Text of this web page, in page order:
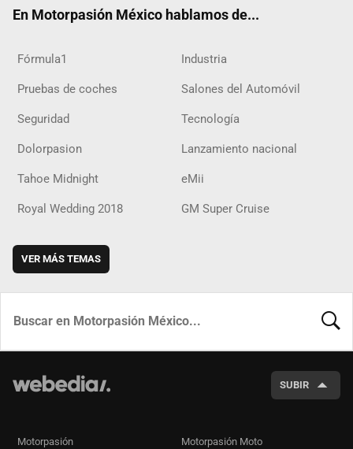
En Motorpasión México hablamos de...
Fórmula1 Industria
Pruebas de coches Salones del Automóvil
Seguridad Tecnología
Dolorpasion Lanzamiento nacional
Tahoe Midnight eMii
Royal Wedding 2018 GM Super Cruise
VER MÁS TEMAS
SUBIR
Motorpasión Motorpasión Moto